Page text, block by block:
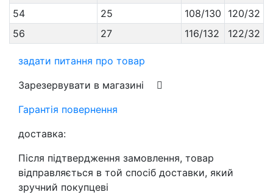
54 25 108/130
120/32
56
27 116/132 122/32
задати питання про товар
Зарезервувати в магазині
Гарантія повернення
доставка:
Після підтвердження замовлення, товар
відправляється в той спосіб доставки, який
зручний покупцеві